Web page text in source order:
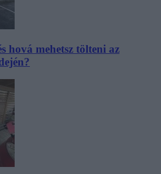
hová mehetsz tölteni az